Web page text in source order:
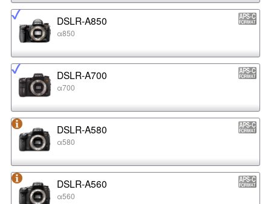
DSLR-A850
α850
DSLR-A700
α700
DSLR-A580
α580
DSLR-A560
α560